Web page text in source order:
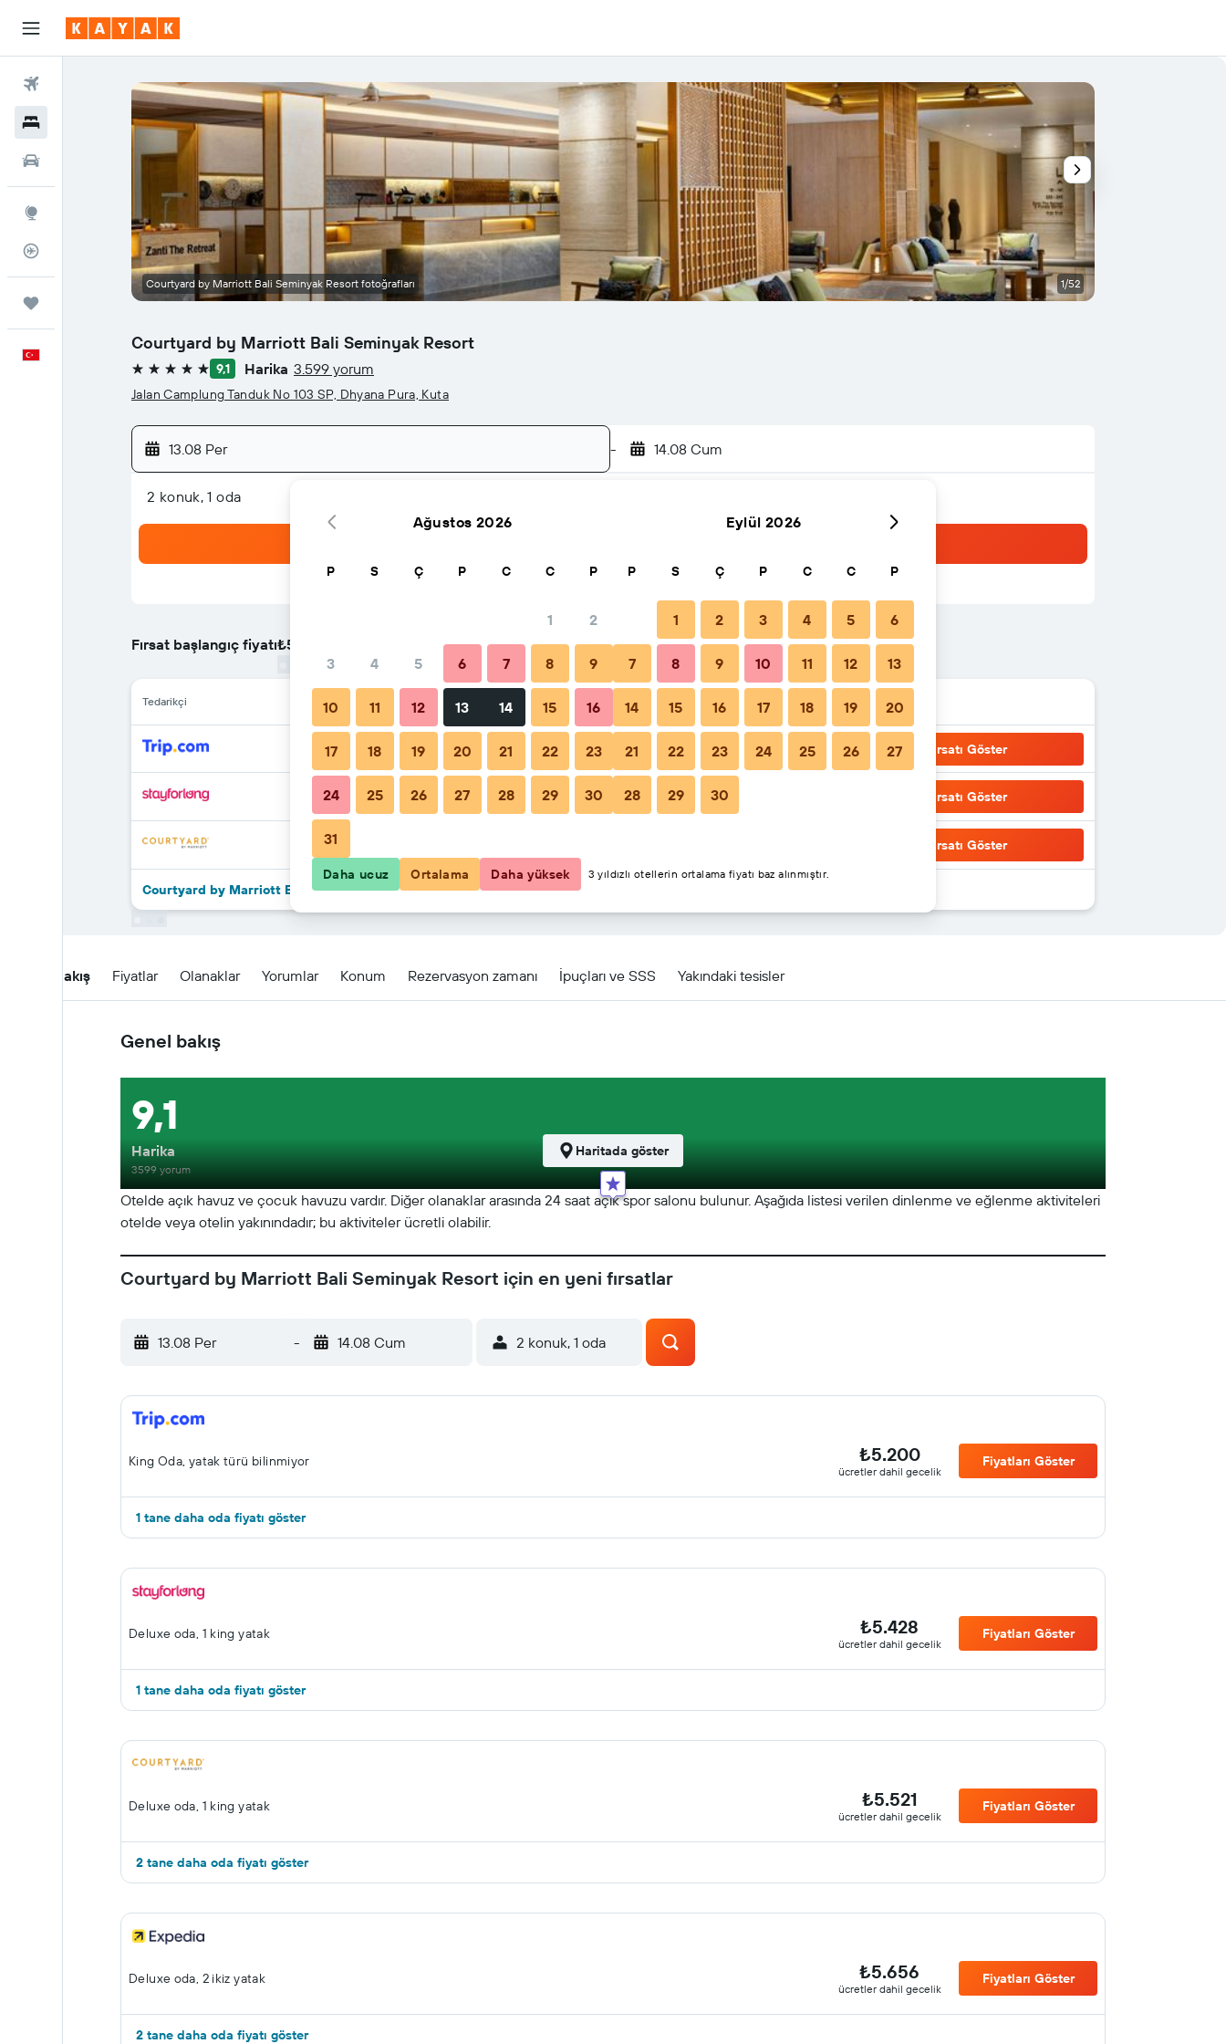
Uçuş Takipçisi
Courtyard by Marriott Bali Seminyak Resort
5 yıldız 9,1 Harika 3.599 yorum
Jalan Camplung Tanduk No 103 SP, Dhyana Pura, Kuta
13.08 Per - 14.08 Cum
2 konuk, 1 oda
Fırsat başlangıç fiyatı₺5.200 En ucuz gecelik fiyat
Tedarikçi Gecelik toplam
₺5.200 Fırsatı Göster
₺5.428 Fırsatı Göster
Fırsatı Göster
Courtyard by Marriott Bali Seminyak Resort için diğer 40fırsat
Courtyard by Marriott Bali Seminyak Resort fotoğrafları 1/52
Genel Bakış Fiyatlar Olanaklar Yorumlar Konum Rezervasyon zamanı İpuçları ve SSS Yakındaki tesisler
Genel bakış
Otelde açık havuz ve çocuk havuzu vardır. Diğer olanaklar arasında 24 saat açık spor salonu bulunur. Aşağıda listesi verilen dinlenme ve eğlenme aktiviteleri
otelde veya otelin yakınındadır; bu aktiviteler ücretli olabilir.
9,1
Harika
3599 yorum
Haritada göster
Courtyard by Marriott Bali Seminyak Resort için en yeni fırsatlar
13.08 Per - 14.08 Cum 2 konuk, 1 oda
King Oda, yatak türü bilinmiyor ₺5.200
ücretler dahil gecelik
Fiyatları Göster
1 tane daha oda fiyatı göster
Deluxe oda, 1 king yatak ₺5.428
ücretler dahil gecelik
Fiyatları Göster
1 tane daha oda fiyatı göster
Deluxe oda, 1 king yatak ₺5.521
ücretler dahil gecelik
Fiyatları Göster
2 tane daha oda fiyatı göster
Deluxe oda, 2 ikiz yatak ₺5.656
ücretler dahil gecelik
Fiyatları Göster
2 tane daha oda fiyatı göster
Ağustos 2026
P S Ç P C C P
1 2
3 4 5 6 7 8 9
10 11 12 13 14 15 16
17 18 19 20 21 22 23
24 25 26 27 28 29 30
31
Eylül 2026
P S Ç P C C P
1 2 3 4 5 6
7 8 9 10 11 12 13
14 15 16 17 18 19 20
21 22 23 24 25 26 27
28 29 30
Daha ucuz Ortalama Daha yüksek 3 yıldızlı otellerin ortalama fiyatı baz alınmıştır.